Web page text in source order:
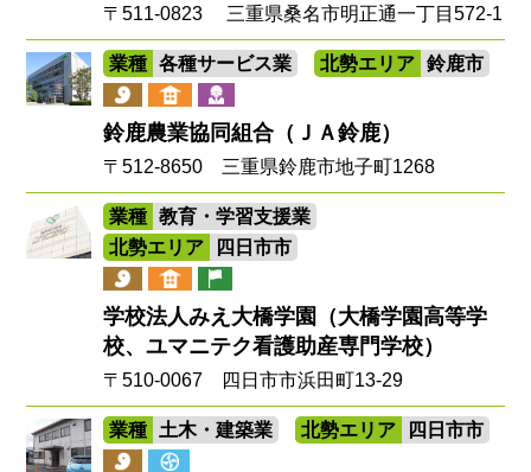
〒511-0823 三重県桑名市明正通一丁目572-1
業種 各種サービス業 北勢エリア 鈴鹿市
鈴鹿農業協同組合（ＪＡ鈴鹿）
〒512-8650 三重県鈴鹿市地子町1268
業種
教育・学習支援業
北勢エリア
四日市市
学校法人みえ大橋学園（大橋学園高等学
校、ユマニテク看護助産専門学校）
〒510-0067 四日市市浜田町13-29
業種 土木・建築業 北勢エリア 四日市市